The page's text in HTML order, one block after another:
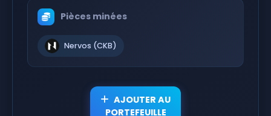
Pièces minées
Nervos (CKB)
AJOUTER AU
PORTEFEUILLE